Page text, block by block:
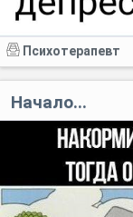
Психотерапевт
Начало...